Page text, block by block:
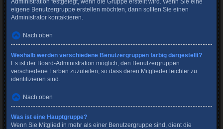
Administration festgelegt, wenn die Gruppe erstellt wird. Wenn Sie eine
eigene Benutzergruppe erstellen möchten, dann sollten Sie einen
Administrator kontaktieren.
Nach oben
Weshalb werden verschiedene Benutzergruppen farbig dargestellt?
Es ist der Board-Administration möglich, den Benutzergruppen
verschiedene Farben zuzuteilen, so dass deren Mitglieder leichter zu
identifizieren sind.
Nach oben
Was ist eine Hauptgruppe?
Wenn Sie Mitglied in mehr als einer Benutzergruppe sind, dient die